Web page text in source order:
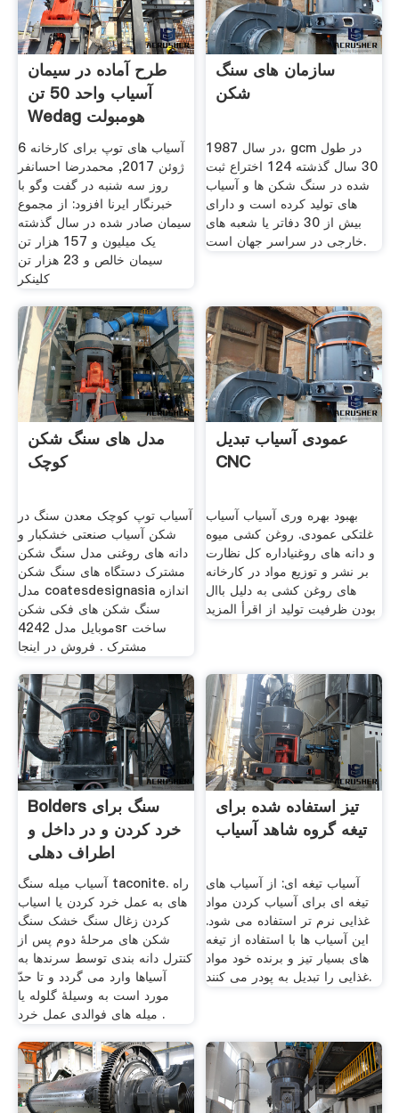
طرح آماده در سیمان
آسیاب واحد 50 تن
Wedag هومبولت
آسیاب های توپ برای کارخانه 6
ژوئن 2017, محمدرضا احسانفر
روز سه شنبه در گفت وگو با
خبرنگار ایرنا افزود: از مجموع
سیمان صادر شده در سال گذشته
یک میلیون و 157 هزار تن
سیمان خالص و 23 هزار تن
کلینکر
سازمان های سنگ
شکن
در سال 1987، gcm در طول
30 سال گذشته 124 اختراع ثبت
شده در سنگ شکن ها و آسیاب
های تولید کرده است و دارای
بیش از 30 دفاتر یا شعبه های
خارجی در سراسر جهان است.
مدل های سنگ شکن
کوچک
آسیاب توپ کوچک معدن سنگ در
شکن آسیاب صنعتی خشکبار و
دانه های روغنی مدل سنگ شکن
مشترک دستگاه های سنگ شکن
مدل coatesdesignasia اندازه
سنگ شکن های فکی شکن
موبایل مدل 4242sr ساخت
مشترک . فروش در اینجا
عمودی آسیاب تبدیل
CNC
بهبود بهره وری آسیاب آسیاب
غلتکی عمودی. روغن کشی میوه
و دانه های روغنیاداره کل نظارت
بر نشر و توزیع مواد در کارخانه
های روغن کشی به دلیل باال
بودن ظرفیت تولید از اقرأ المزيد
Bolders سنگ برای
خرد کردن و در داخل و
اطراف دهلی
آسیاب میله سنگ taconite. راه
های به عمل خرد کردن یا اسیاب
کردن زغال سنگ خشک سنگ
شکن های مرحلهٔ دوم پس از
کنترل دانه بندی توسط سرندها به
آسیاها وارد می گردد و تا حدّ
مورد است به وسیلهٔ گلوله یا
میله های فوالدی عمل خرد .
تیز استفاده شده برای
تیغه گروه شاهد آسیاب
آسیاب تیغه ای: از آسیاب های
تیغه ای برای آسیاب کردن مواد
غذایی نرم تر استفاده می شود.
این آسیاب ها با استفاده از تیغه
های بسیار تیز و برنده خود مواد
غذایی را تبدیل به پودر می کنند.